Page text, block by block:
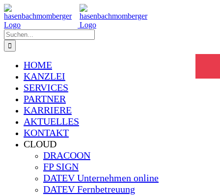
Zum
Inhalt
springen
Suche
nach:
HOME
KANZLEI
SERVICES
PARTNER
KARRIERE
AKTUELLES
KONTAKT
CLOUD
DRACOON
FP SIGN
DATEV Unter­nehmen online
DATEV Fernbe­treuung